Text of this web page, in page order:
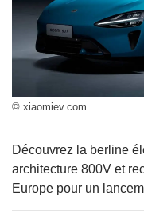
© xiaomiev.com
Découvrez la berline
architecture 800V et
Europe pour un